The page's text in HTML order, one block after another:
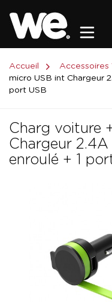
Accueil Accessoires
micro USB int Chargeur
port USB
Charg voiture
Chargeur
enroulé + 1